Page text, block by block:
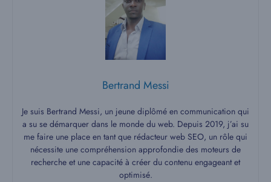
Bertrand Messi
Je suis Bertrand Messi, un jeune diplômé en communication qui
a su se démarquer dans le monde du web. Depuis 2019, j’ai su
me faire une place en tant que rédacteur web SEO, un rôle qui
nécessite une compréhension approfondie des moteurs de
recherche et une capacité à créer du contenu engageant et
optimisé.